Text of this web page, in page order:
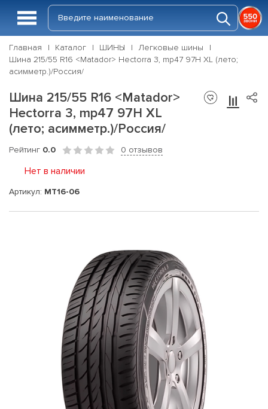
Главная Каталог ШИНЫ
Легковые шины
Шина 215/55 R16 <Matador> Hectorra 3, mp47 97H XL (лето;
асимметр.)/Россия/
Шина 215/55 R16 <Matador>
Hectorra 3, mp47 97H XL
(лето; асимметр.)/Россия/
Рейтинг 0.0 0 отзывов
Нет в наличии
Артикул: MT16-06